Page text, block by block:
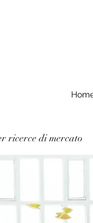
ricerce di mercato